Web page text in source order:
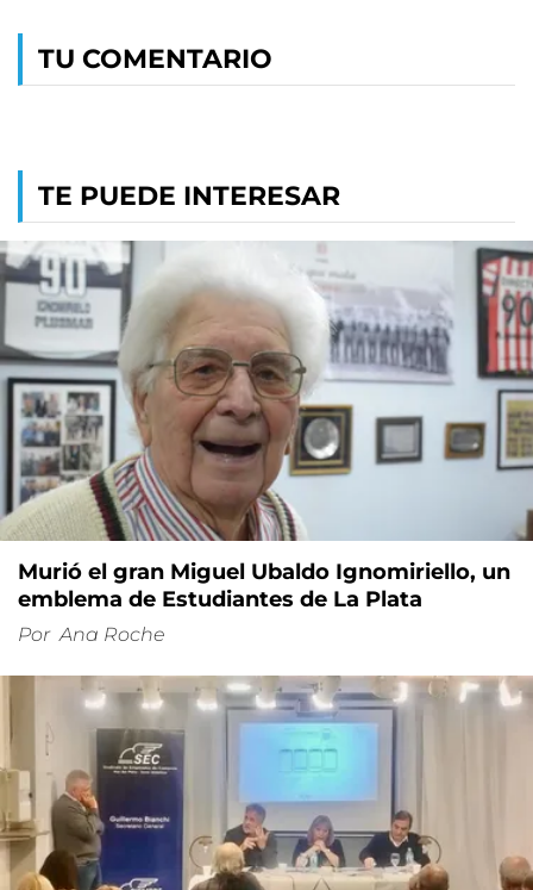
TU COMENTARIO
TE PUEDE INTERESAR
Murió el gran Miguel Ubaldo Ignomiriello, un
emblema de Estudiantes de La Plata
Por Ana Roche